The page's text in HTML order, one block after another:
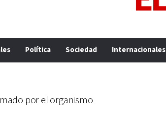
Política Sociedad Internacionales
por el organismo